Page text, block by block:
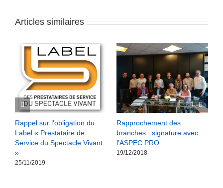
Articles similaires
Rappel sur l’obligation du
Label « Prestataire de
Service du Spectacle Vivant
»
25/11/2019
Rapprochement des
branches : signature avec
l’ASPEC PRO
19/12/2018